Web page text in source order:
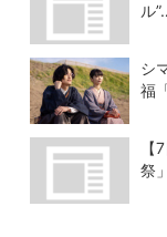
ル
シ
福
祭